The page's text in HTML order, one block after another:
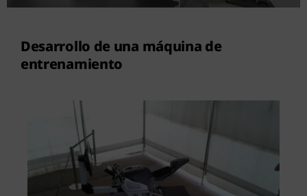
Contacto
Desarrollo de una máquina de
entrenamiento